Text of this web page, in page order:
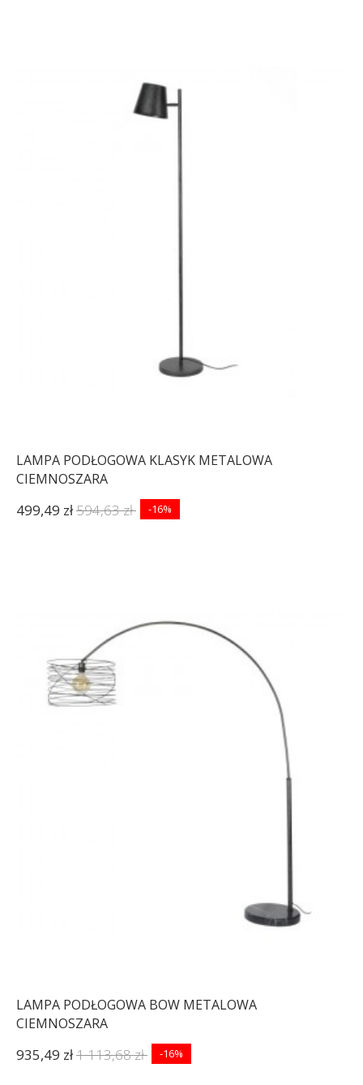
LAMPA PODŁOGOWA KLASYK METALOWA
CIEMNOSZARA
499,49 zł594,63 zł -16%
LAMPA PODŁOGOWA BOW METALOWA
CIEMNOSZARA
935,49 zł1 113,68 zł -16%